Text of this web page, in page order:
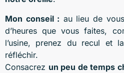
Mon conseil : au lieu de
d’heures que vous faites,
l’usine, prenez du recul et
réfléchir.
Consacrez un peu de temps